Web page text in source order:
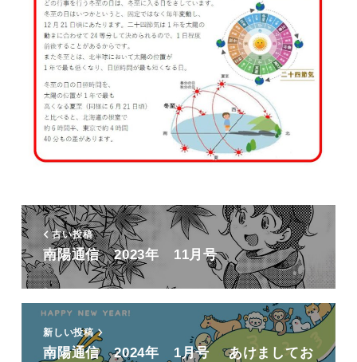
古い投稿
南陽通信 2023年 11月号
新しい投稿
南陽通信 2024年 1月号 あけましてお